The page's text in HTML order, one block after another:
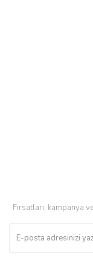
Fırsatları, kampanya